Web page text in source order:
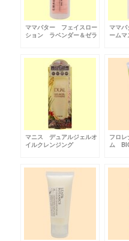
ママバター フェイスロー
ション ラベンダー＆ゼラ
ママ
ーム
マニス デュアルジェルオ
イルクレンジング
フロ
ム